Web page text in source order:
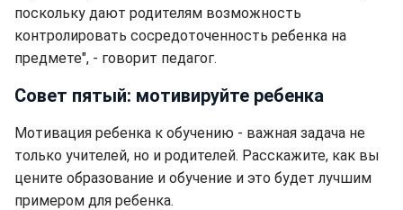
поскольку дают родителям возможность
контролировать сосредоточенность ребенка на
предмете", - говорит педагог.
Совет пятый: мотивируйте ребенка
Мотивация ребенка к обучению - важная задача не
только учителей, но и родителей. Расскажите, как вы
цените образование и обучение и это будет лучшим
примером для ребенка.